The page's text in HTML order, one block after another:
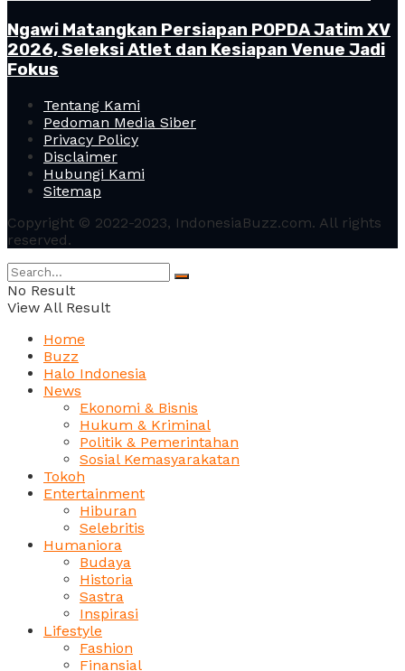
Ngawi Matangkan Persiapan POPDA Jatim XV
2026, Seleksi Atlet dan Kesiapan Venue Jadi
Fokus
Tentang Kami
Pedoman Media Siber
Privacy Policy
Disclaimer
Hubungi Kami
Sitemap
Copyright © 2022-2023, IndonesiaBuzz.com. All rights
reserved.
No Result
View All Result
Home
Buzz
Halo Indonesia
News
Ekonomi & Bisnis
Hukum & Kriminal
Politik & Pemerintahan
Sosial Kemasyarakatan
Tokoh
Entertainment
Hiburan
Selebritis
Humaniora
Budaya
Historia
Sastra
Inspirasi
Lifestyle
Fashion
Finansial